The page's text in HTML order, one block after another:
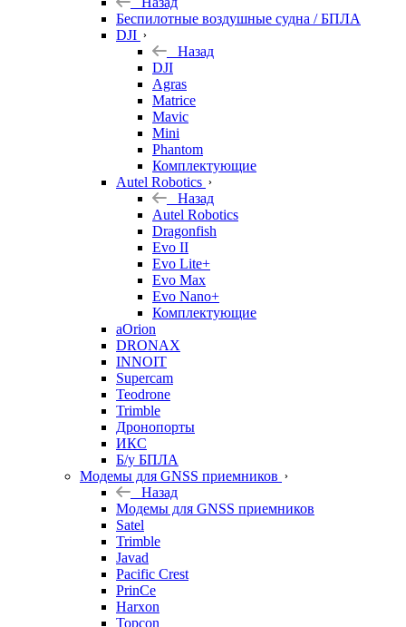
Беспилотные воздушные судна / БПЛА
DJI
Назад
DJI
Agras
Matrice
Mavic
Mini
Phantom
Комплектующие
Autel Robotics
Назад
Autel Robotics
Dragonfish
Evo II
Evo Lite+
Evo Max
Evo Nano+
Комплектующие
aOrion
DRONAX
INNOIT
Supercam
Teodrone
Trimble
Дронопорты
ИКС
Б/у БПЛА
Модемы для GNSS приемников
Назад
Модемы для GNSS приемников
Satel
Trimble
Javad
Pacific Crest
PrinCe
Harxon
Topcon